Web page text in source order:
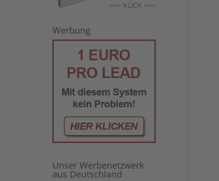
>>> KLICK <<<
Werbung
Unser Werbenetzwerk
aus Deutschland